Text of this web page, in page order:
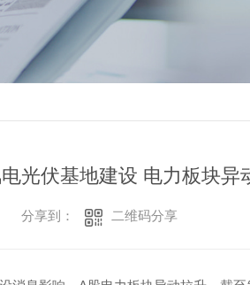
光伏基地建设 电力板块异
分享到： 二维码分享